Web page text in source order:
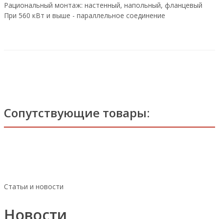
Рациональный монтаж: настенный, напольный, фланцевый
При 560 кВт и выше - параллельное соединение
Сопутствующие товары:
Статьи и новости
Новости